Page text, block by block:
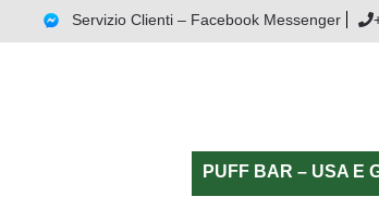
Servizio Clienti – Facebook Messenger
PUFF BAR – USA E